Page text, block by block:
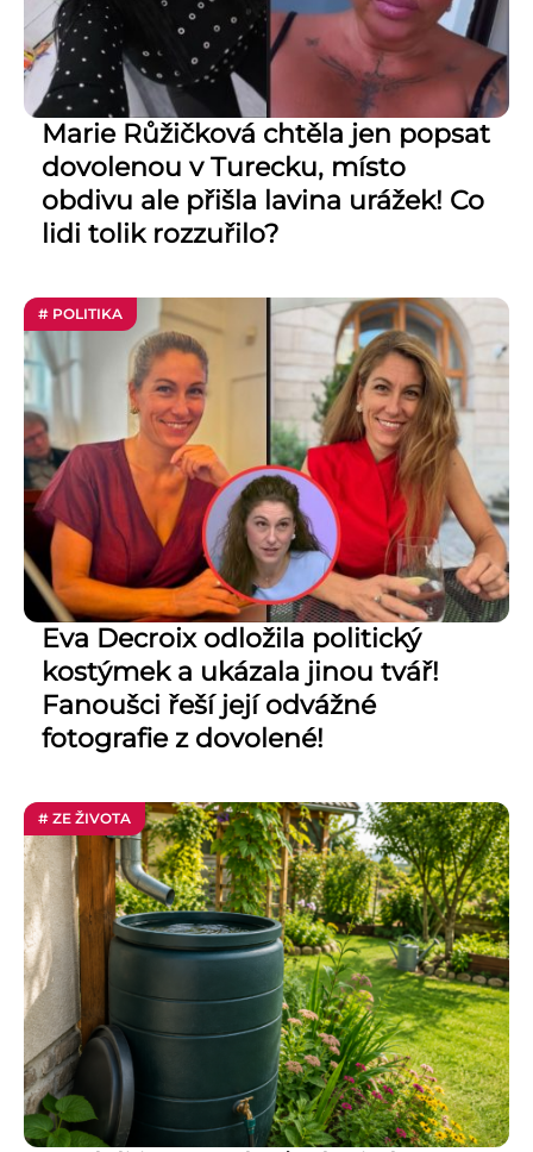
Marie Růžičková chtěla jen popsat
dovolenou v Turecku, místo
obdivu ale přišla lavina urážek! Co
lidi tolik rozzuřilo?
# POLITIKA
Eva Decroix odložila politický
kostýmek a ukázala jinou tvář!
Fanoušci řeší její odvážné
fotografie z dovolené!
# ZE ŽIVOTA